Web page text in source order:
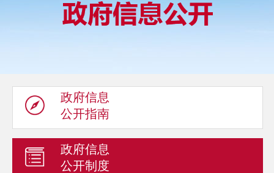
政府信息
公开指南
政府信息
公开制度